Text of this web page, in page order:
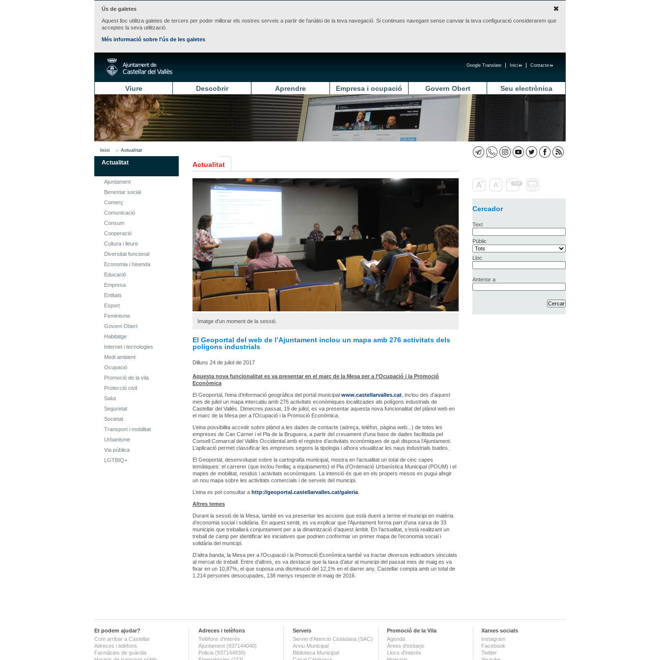
Ús de galetes
Aquest lloc utilitza galetes de tercers per poder millorar els nostres serveis a partir de l'anàlisi de la teva navegació. Si continues navegant sense canviar la teva configuració considerarem que
acceptes la seva utilització.
Més informació sobre l'ús de les galetes
Contacte
Inici
Google Translate
Viure Descobrir Aprendre Empresa i ocupació Govern Obert Seu electrònica
Inici Actualitat
Actualitat
Ajuntament
Benestar social
Comerç
Comunicació
Consum
Cooperació
Cultura i lleure
Diversitat funcional
Economia i hisenda
Educació
Empresa
Entitats
Esport
Feminisme
Govern Obert
Habitatge
Internet i tecnologies
Medi ambient
Ocupació
Promoció de la vila
Protecció civil
Salut
Seguretat
Societat
Transport i mobilitat
Urbanisme
Via pública
LGTBIQ+
Actualitat
Imatge d'un moment de la sessió.
El Geoportal del web de l’Ajuntament inclou un mapa amb 276 activitats dels
polígons industrials
Dilluns 24 de juliol de 2017
Aquesta nova funcionalitat es va presentar en el marc de la Mesa per a l’Ocupació i la Promoció
Econòmica
El Geoportal, l’eina d’informació geogràfica del portal municipal www.castellarvalles.cat , inclou des d’aquest
mes de juliol un mapa intercatiu amb 276 activitats econòmiques localitzades als polígons industrials de
Castellar del Vallès. Dimecres passat, 19 de juliol, es va presentar aquesta nova funcionalitat del plànol web en
el marc de la Mesa per a l’Ocupació i la Promoció Econòmica.
L’eina possibilita accedir sobre plànol a les dades de contacte (adreça, telèfon, pàgina web...) de totes les
empreses de Can Carner i el Pla de la Bruguera, a partir del creuament d’una base de dades facilitada pel
Consell Comarcal del Vallès Occidental amb el registre d’activitats econòmiques de què disposa l’Ajuntament.
L’aplicació permet classificar les empreses segons la tipologia i alhora visualitzar les naus industrials buides.
El Geoportal, desenvolupat sobre la cartografia municipal, mostra en l’actualitat un total de cinc capes
temàtiques: el carrerer (que inclou l’enllaç a equipaments) el Pla d’Ordenació Urbanística Municipal (POUM) i el
mapes de mobilitat, residus i activitats econòmiques. La intenció és que en els propers mesos es pugui afegir
un nou mapa sobre les activitats comercials i de serveis del municipi.
L’eina es pot consultar a http://geoportal.castellarvalles.cat/galeria
Altres temes
Durant la sessió de la Mesa, també es va presentar les accions que està duent a terme el municipi en matèria
d’economia social i solidària. En aquest sentit, es va explicar que l’Ajuntament forma part d’una xarxa de 33
municipis que treballarà conjuntament per a la dinamització d’aquest àmbit. En l’actualitat, s’està realitzant un
treball de camp per identificar les iniciatives que podrien conformar un primer mapa de l’economia social i
solidària del municipi.
D’altra banda, la Mesa per a l’Ocupació i la Promoció Econòmica també va tractar diversos indicadors vinculats
al mercat de treball. Entre d’altres, es va destacar que la taxa d’atur al municipi del passat mes de maig es va
fixar en un 10,87%, el que suposa una disminució del 12,1% en el darrer any. Castellar compta amb un total de
1.214 persones desocupades, 138 menys respecte el maig de 2016.
Cercador
Text
Públic
Lloc
Anterior a
Et podem ajudar?
Com arribar a Castellar
Adreces i telèfons
Farmàcies de guàrdia
Adreces i telèfons
Telèfons d'interès
Ajuntament (937144040)
Policia (937144830)
Serveis
Servei d'Atenció Ciutadana (SAC)
Arxiu Municipal
Biblioteca Municipal
Promoció de la Vila
Agenda
Àrees d'esbarjo
Llocs d'interès
Xarxes socials
Instagram
Facebook
Twitter